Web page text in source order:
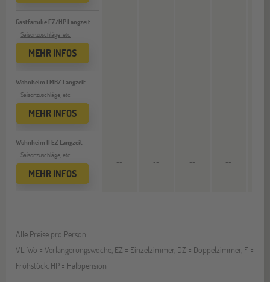
Gastfamilie EZ/HP Langzeit
Saisonzuschläge, etc
MEHR INFOS
Wohnheim I MBZ Langzeit
Saisonzuschläge, etc
MEHR INFOS
Wohnheim II EZ Langzeit
Saisonzuschläge, etc
MEHR INFOS
-- -- -- --
-- -- -- --
-- -- -- --
Alle Preise pro Person
VL-Wo = Verlängerungswoche, EZ = Einzelzimmer, DZ = Doppelzimmer, F =
Frühstück, HP = Halbpension